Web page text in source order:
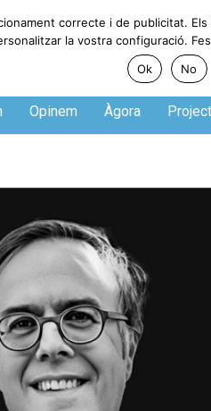
Opinem Àgora
correcte i de publicitat.
la vostra configuració.
Ok
No